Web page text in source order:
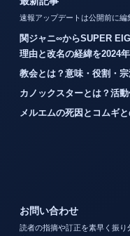
速報アップデートは公開前に編
関ジャニ∞からSUPER
理由と改名の経緯を2024
教会とは？意味・役割・
カノックスターとは？活
メルエムの死因とコムギ
お問い合わせ
読者の指摘や訂正を素早く振